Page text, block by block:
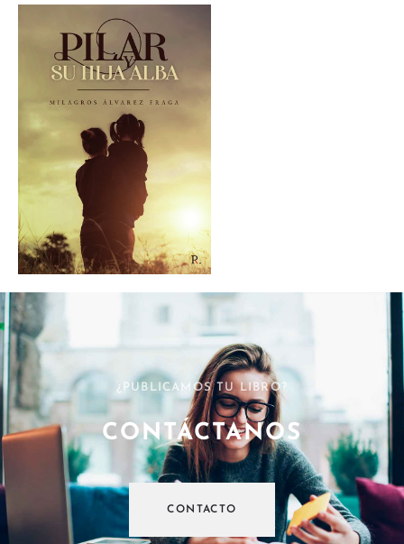
¿PUBLICAMOS TU LIBRO?
CONTÁCTANOS
CONTACTO